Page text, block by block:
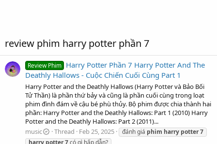
review phim harry potter phần 7
Review Phim Harry Potter Phần 7 Harry Potter And The
Deathly Hallows - Cuộc Chiến Cuối Cùng Part 1
Harry Potter and the Deathly Hallows (Harry Potter và Bảo Bối
Tử Thần) là phần thứ bảy và cũng là phần cuối cùng trong loạt
phim đình đám về cậu bé phù thủy. Bộ phim được chia thành hai
phần: Harry Potter and the Deathly Hallows: Part 1 (2010) Harry
Potter and the Deathly Hallows: Part 2 (2011)...
music
Thread Feb 25, 2025 đánh giá phim harry potter7
harry potter7có gì hấp dẫn?